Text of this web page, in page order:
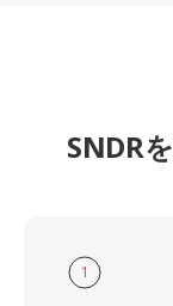
SNDR
1